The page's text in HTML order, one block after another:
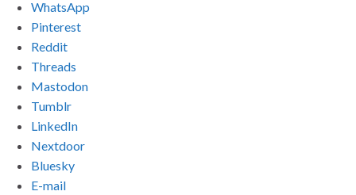
WhatsApp
Pinterest
Reddit
Threads
Mastodon
Tumblr
LinkedIn
Nextdoor
Bluesky
E-mail